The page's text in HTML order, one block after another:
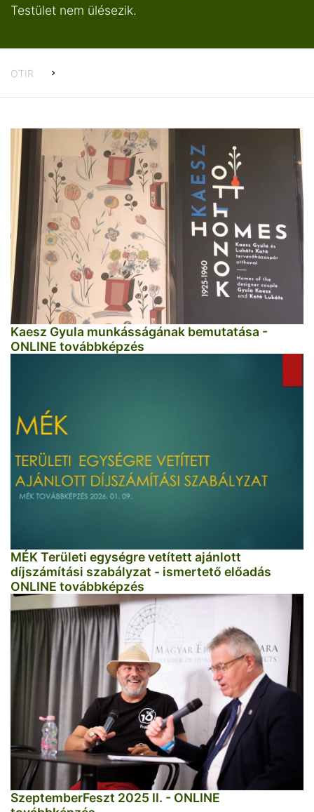
Testület nem ülésezik.
OTIR
Kaesz Gyula munkásságának bemutatása -
ONLINE továbbképzés
MÉK Területi egységre vetített ajánlott
díjszámítási szabályzat - ismertető előadás
ONLINE továbbképzés
SzeptemberFeszt 2025 II. - ONLINE